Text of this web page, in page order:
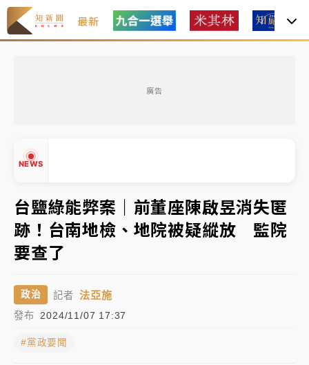
最新
廣告
NEWS
周末精選｜
面手法 郭台銘、蔡英文成關鍵
本周爆款短影音｜ 柯文哲帶電子手鐶拄拐杖現身／周玉
蔻蔡玉真開撕爆料
周末精選｜
跨境網購族注意！EZ Way若改由政府委
任 預算難關如何解？
蔣萬安的建中同學！47歲法律學霸戰桃園 公開上任首
要3件事
買1送1
▼
台鹽綠能弊案｜前董座陳啟昱消失匿
跡！台南地檢、地院被疑縱放 監院
要查了
政治 記者 法亞施
發布 2024/11/07 17:37
#黨政要聞